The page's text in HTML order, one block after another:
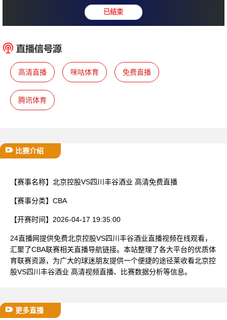
北京控股 : 四川丰谷酒业
高清直播 咪咕体育 免费直播
腾讯体育
比赛介绍
【赛事名称】 北京控股VS四川丰谷酒业 高清免费直播
【赛事分类】 CBA
【开赛时间】 2026-04-17 19:35:00
24直播网提供免费北京控股VS四川丰谷酒业直播视频在线观看，
汇聚了CBA联赛相关直播导航链接。本站整理了各大平台的优质体
育联赛资源，为广大的球迷朋友提供一个便捷的途径莱收看北京控
股VS四川丰谷酒业 高清视频直播、比赛数据分析等信息。
更多直播